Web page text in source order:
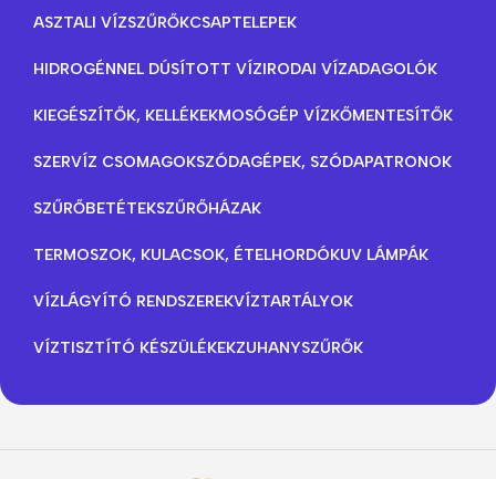
ASZTALI VÍZSZŰRŐKCSAPTELEPEK
HIDROGÉNNEL DÚSÍTOTT VÍZIRODAI VÍZADAGOLÓK
KIEGÉSZÍTŐK, KELLÉKEKMOSÓGÉP VÍZKŐMENTESÍTŐK
SZERVÍZ CSOMAGOKSZÓDAGÉPEK, SZÓDAPATRONOK
SZŰRŐBETÉTEKSZŰRŐHÁZAK
TERMOSZOK, KULACSOK, ÉTELHORDÓKUV LÁMPÁK
VÍZLÁGYÍTÓ RENDSZEREKVÍZTARTÁLYOK
VÍZTISZTÍTÓ KÉSZÜLÉKEKZUHANYSZŰRŐK